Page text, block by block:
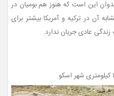
این است که هنوز هم بومیان در
آن در ترکیه و آمریکا بیشتر برای
عادی جریان ندارد.